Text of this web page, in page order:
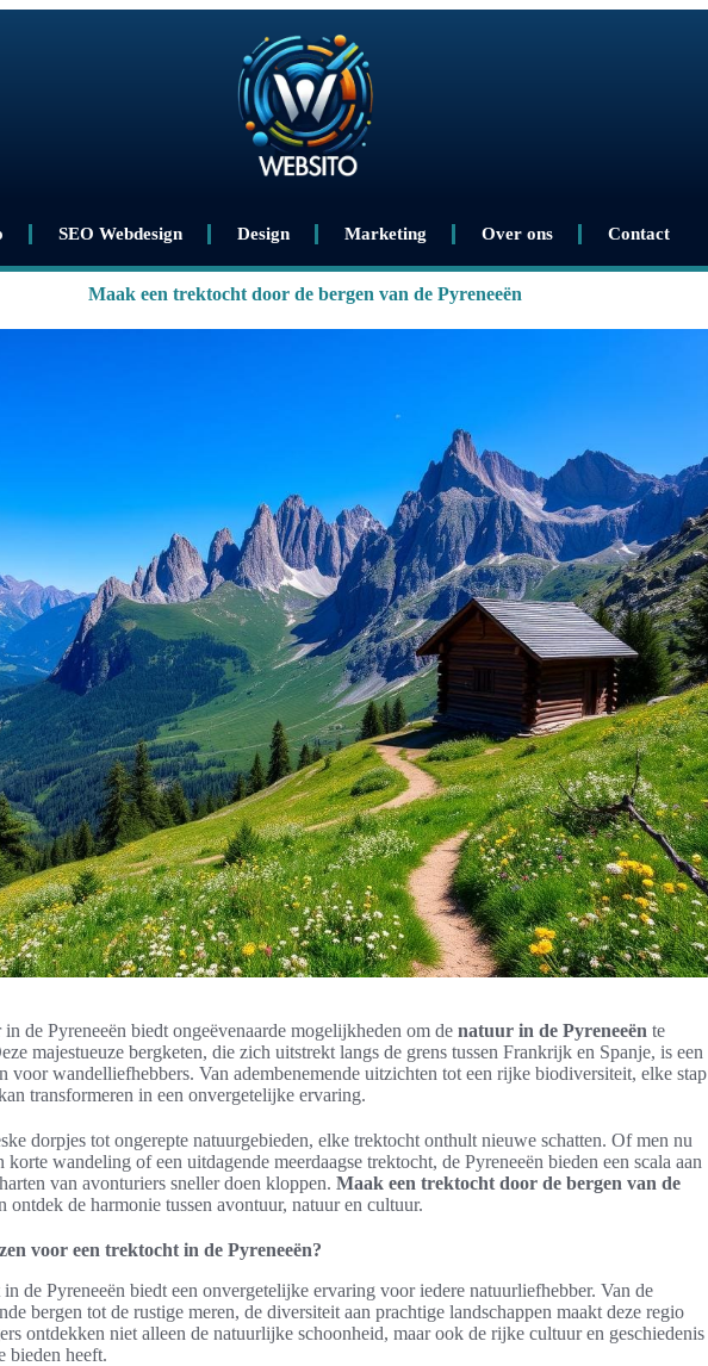
SEO Webdesign Design Marketing Over ons Contact
Maak een trektocht door de bergen van de Pyreneeën
de Pyreneeën biedt ongeëvenaarde mogelijkheden om de natuur in de Pyreneeën te
majestueuze bergketen, die zich uitstrekt langs de grens tussen Frankrijk en Spanje, is een
voor wandelliefhebbers. Van adembenemende uitzichten tot een rijke biodiversiteit, elke stap
transformeren in een onvergetelijke ervaring.
dorpjes tot ongerepte natuurgebieden, elke trektocht onthult nieuwe schatten. Of men nu
korte wandeling of een uitdagende meerdaagse trektocht, de Pyreneeën bieden een scala aan
van avonturiers sneller doen kloppen. Maak een trektocht door de bergen van de
ontdek de harmonie tussen avontuur, natuur en cultuur.
voor een trektocht in de Pyreneeën?
de Pyreneeën biedt een onvergetelijke ervaring voor iedere natuurliefhebber. Van de
bergen tot de rustige meren, de diversiteit aan prachtige landschappen maakt deze regio
ontdekken niet alleen de natuurlijke schoonheid, maar ook de rijke cultuur en geschiedenis
bieden heeft.